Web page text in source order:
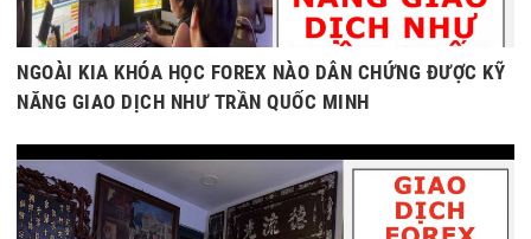
NGOÀI KIA KHÓA HỌC FOREX NÀO DẪN CHỨNG ĐƯỢC KỸ
NĂNG GIAO DỊCH NHƯ TRẦN QUỐC MINH